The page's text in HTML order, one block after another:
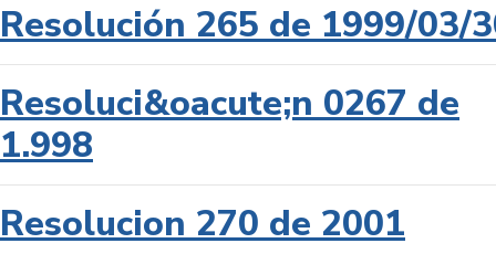
Resolución 265 de 1999/03/
Resoluci&oacute;n 0267 de
1.998
Resolucion 270 de 2001